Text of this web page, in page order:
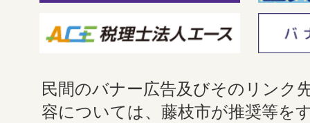
民間のバナー広告及びそのリンク
容については、藤枝市が推奨等を